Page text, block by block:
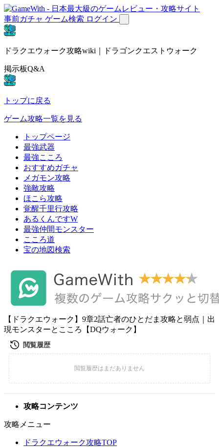
事前ガチャ ゲーム検索 ログイン
ドラクエウォーク攻略wiki｜ドラゴンクエストウォーク
掲示板Q&A
トップに戻る
ゲーム攻略一覧を見る
トップページ
最強武器
最強こころ
おすすめガチャ
メガモン攻略
強敵攻略
ほこら攻略
覚醒千里行攻略
あるくんですW
最強仲間モンスター
こころ道
宝の地図検索
【ドラクエウォーク】9章2話亡者のひとだま攻略と弱点｜出
現モンスターとこころ【DQウォーク】
攻略コンテンツ
攻略メニュー
ドラクエウォーク攻略TOP